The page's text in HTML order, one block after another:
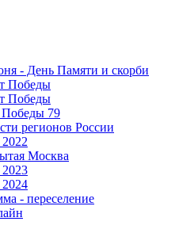
- День Памяти и скорби
Победы
Победы
Победы 79
регионов России
Москва
- переселение